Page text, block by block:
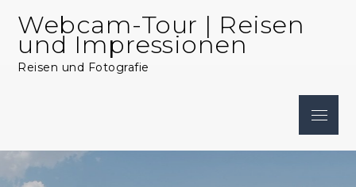
content
Webcam-Tour | Reisen
und Impressionen
Reisen und Fotografie
Menu